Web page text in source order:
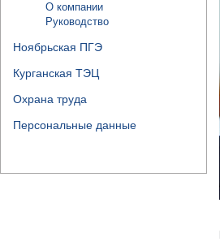
О компании
Руководство
Ноябрьская ПГЭ
Курганская ТЭЦ
Охрана труда
Персональные данные